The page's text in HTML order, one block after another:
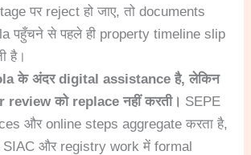
पर reject हो जाए, तो documents
पहुँचने से पहले ही property timeline slip
है।
के अंदर digital assistance है, लेकिन
review को replace नहीं करती। SEPE
और online steps aggregate करता है,
SIAC और registry work में formal